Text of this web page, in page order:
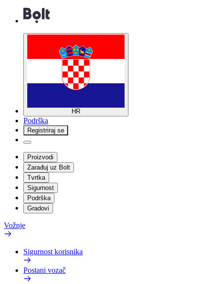
HR
Podrška
Registriraj se
Proizvodi
Zarađuj uz Bolt
Tvrtka
Sigurnost
Podrška
Gradovi
Vožnje
Sigurnost korisnika
Postani vozač